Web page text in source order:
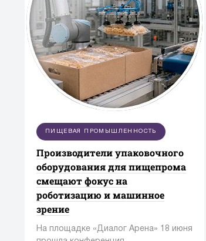
ПИЩЕВАЯ ПРОМЫШЛЕННОСТЬ
Производители упаковочного
оборудования для пищепрома
смещают фокус на
роботизацию и машинное
зрение
На площадке «Диалог Арена» 18 июня